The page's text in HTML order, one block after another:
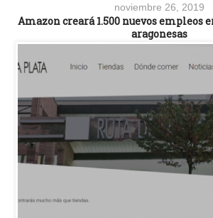
noviembre 26, 2019
Amazon creará 1.500 nuevos empleos
aragonesas